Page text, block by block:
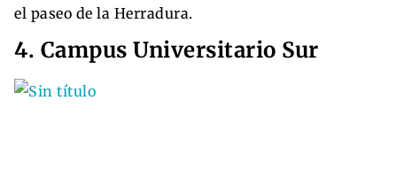
el paseo de la Herradura.
4. Campus Universitario Sur